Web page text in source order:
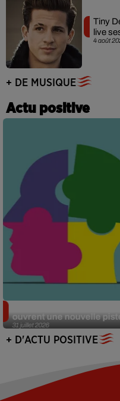
4 août
Tiny
live
+ DE MUSIQUE
Actu positive
31 juillet 2026
ouvrent une nouvelle
+ D'ACTU POSITIVE